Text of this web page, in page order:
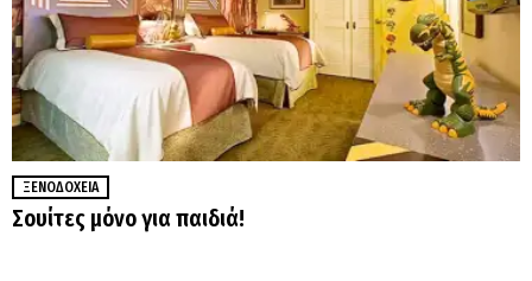
ΞΕΝΟΔΟΧΕΊΑ
Σουίτες μόνο για παιδιά!